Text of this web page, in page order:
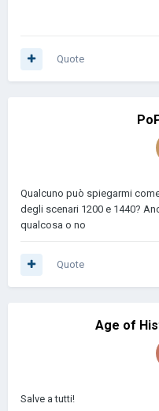
Quote
Qualcuno può spiegarmi
degli scenari 1200 e 1440?
qualcosa o no
Quote
Age of
Salve a tutti!